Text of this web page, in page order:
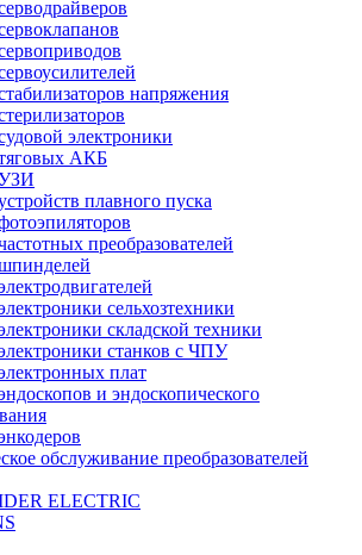
напряжения
электроники
АКБ
плавного пуска
преобразователей
сельхозтехники
складской техники
станков с ЧПУ
плат
и эндоскопического
обслуживание преобразователей
ELECTRIC